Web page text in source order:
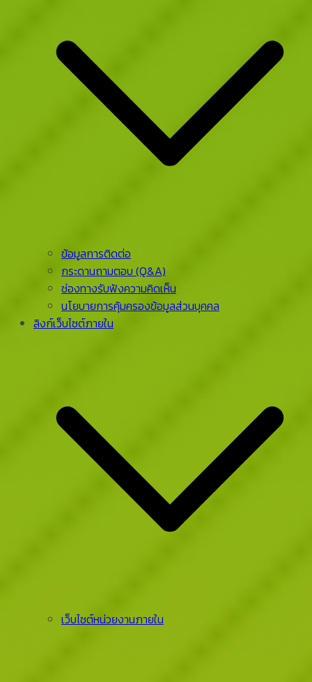
ข้อมูลการติดต่อ
กระดานถามตอบ (Q&A)
ช่องทางรับฟังความคิดเห็น
นโยบายการคุ้มครองข้อมูลส่วนบุคคล
ลิงก์เว็บไซต์ภายใน
เว็บไซต์หน่วยงานภายใน